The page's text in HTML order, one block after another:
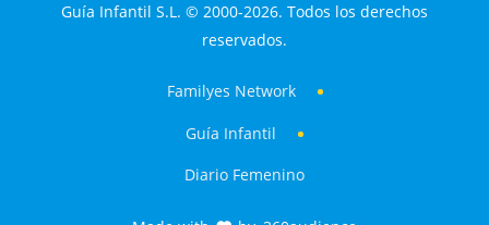
Guía Infantil S.L. © 2000-2026. Todos los derechos
reservados.
Familyes Network
Guía Infantil
Diario Femenino